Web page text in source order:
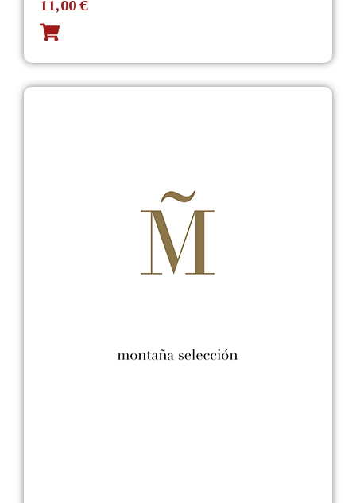
11,00€